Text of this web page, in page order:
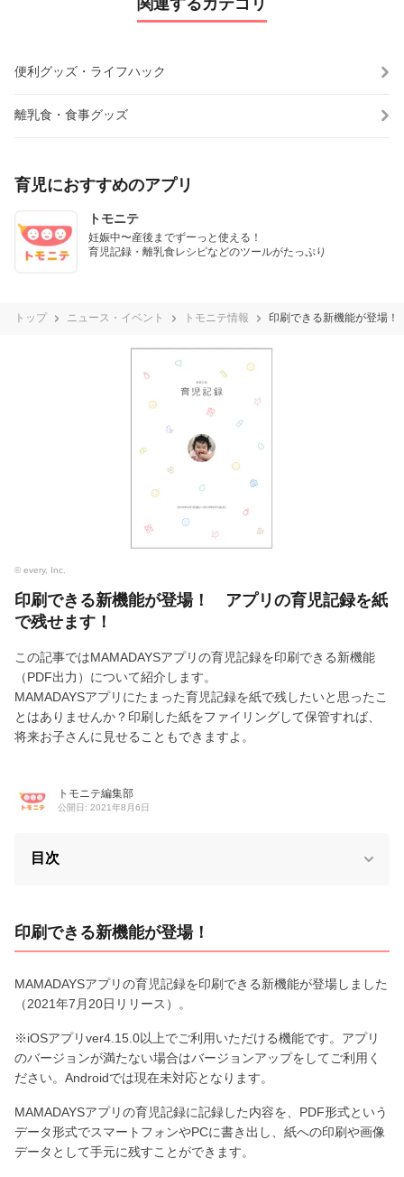
便利グッズ・ライフハック
離乳食・食事グッズ
育児におすすめのアプリ
トモニテ
妊娠中〜産後までずーっと使える！
育児記録・離乳食レシピなどのツールがたっぷり
トップ ニュース・イベント トモニテ情報 印刷できる新機能が登場
© every, Inc.
印刷できる新機能が登場！ アプリの育児記録を紙
で残せます！
この記事ではMAMADAYSアプリの育児記録を印刷できる新機能
（PDF出力）について紹介します。
MAMADAYSアプリにたまった育児記録を紙で残したいと思ったこ
とはありませんか？印刷した紙をファイリングして保管すれば、
将来お子さんに見せることもできますよ。
トモニテ編集部
公開日: 2021年8月6日
目次
印刷できる新機能が登場！
MAMADAYSアプリの育児記録を印刷できる新機能が登場しました
（2021年7月20日リリース）。
※iOSアプリver4.15.0以上でご利用いただける機能です。アプリ
のバージョンが満たない場合はバージョンアップをしてご利用く
ださい。Androidでは現在未対応となります。
MAMADAYSアプリの育児記録に記録した内容を、PDF形式という
データ形式でスマートフォンやPCに書き出し、紙への印刷や画像
データとして手元に残すことができます。